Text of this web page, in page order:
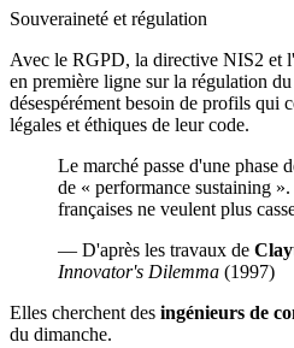
Souveraineté et régulation
Avec le RGPD, la directive NIS2 et
en première ligne sur la régulation
désespérément besoin de profils qui
légales et éthiques de leur code.
Le marché passe d'une phase
de « performance sustaining
françaises ne veulent plus
— D'après les travaux de
Innovator's Dilemma (1997)
Elles cherchent des ingénieurs de
du dimanche.